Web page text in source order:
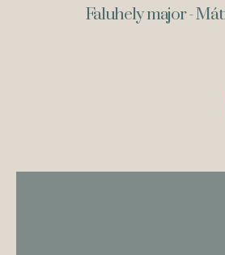
Faluhely major -